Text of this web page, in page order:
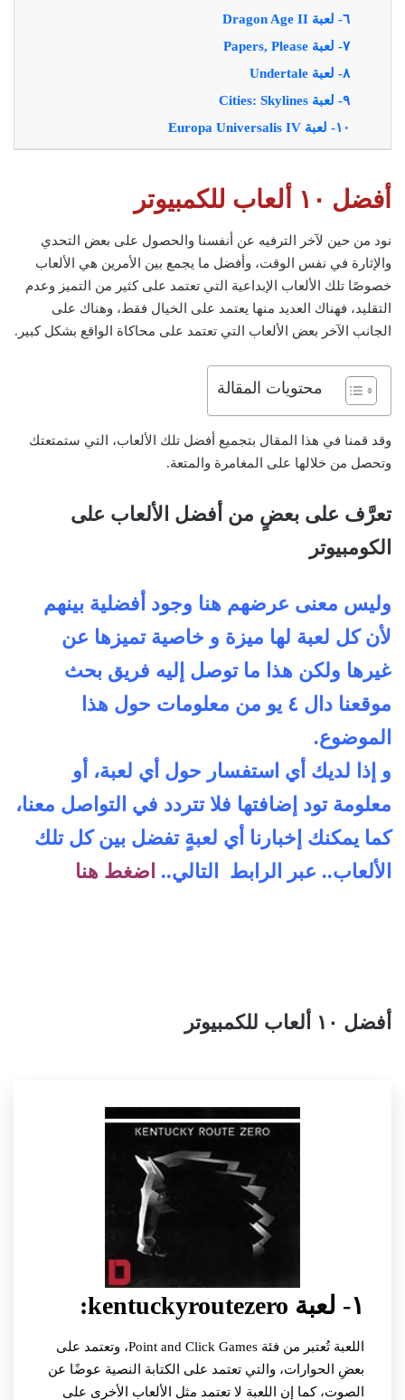
٦- لعبة Dragon Age II
٧- لعبة Papers, Please
٨- لعبة Undertale
٩- لعبة Cities: Skylines
١٠- لعبة Europa Universalis IV
أفضل ١٠ ألعاب للكمبيوتر
نود من حين لآخر الترفيه عن أنفسنا والحصول على بعض التحدي
والإثارة في نفس الوقت، وأفضل ما يجمع بين الأمرين هي الألعاب
خصوصًا تلك الألعاب الإبداعية التي تعتمد على كثير من التميز وعدم
التقليد، فهناك العديد منها يعتمد على الخيال فقط، وهناك على
الجانب الآخر بعض الألعاب التي تعتمد على محاكاة الواقع بشكل كبير.
محتويات المقالة
وقد قمنا في هذا المقال بتجميع أفضل تلك الألعاب، التي ستمتعتك
وتحصل من خلالها على المغامرة والمتعة.
تعرَّف على بعضٍ من أفضل الألعاب على
الكومبيوتر
وليس معنى عرضهم هنا وجود أ فضلية بينهم
لأن كل لعبة لها ميزة و خاصية تميزها عن
غيرها ولكن هذا ما توصل إليه فريق بحث
موقعنا دال ٤ يو من معلومات حول
هذا
الموضوع.
و إذا لديك أي استفسار حول أي لعبة، أو
معلومة تود إضافتها فلا تتردد في التواصل معنا،
كما يمكنك إخبارنا أي لعبةٍ تفضل بين كل تلك
الألعاب.. عبر الرابط
التالي.. اضغط هنا
أفضل ١٠ ألعاب للكمبيوتر
١- لعبة kentuckyroutezero:
اللعبة تُعتبر من فئة Point and Click Games، وتعتمد على
بعضِ الحوارات، والتي تعتمد على الكتابة النصية عوضًا عن
الصوت، كما إن اللعبة لا تعتمد مثل الألعاب الأخرى على